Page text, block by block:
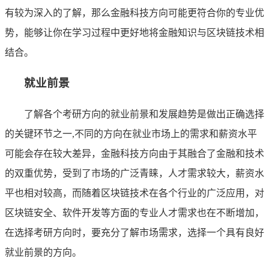
有较为深入的了解，那么金融科技方向可能更符合你的专业优
势，能够让你在学习过程中更好地将金融知识与区块链技术相
结合。
就业前景
了解各个考研方向的就业前景和发展趋势是做出正确选择
的关键环节之一,不同的方向在就业市场上的需求和薪资水平
可能会存在较大差异，金融科技方向由于其融合了金融和技术
的双重优势，受到了市场的广泛青睐，人才需求较大，薪资水
平也相对较高，而随着区块链技术在各个行业的广泛应用，对
区块链安全、软件开发等方面的专业人才需求也在不断增加，
在选择考研方向时，要充分了解市场需求，选择一个具有良好
就业前景的方向。